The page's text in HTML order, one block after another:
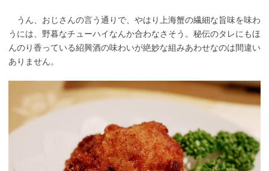
うん、おじさんの言う通りで、やはり上海蟹の繊細な旨味を味わ
うには、野暮なチューハイなんか合わなさそう。秘伝のタレにもほ
んのり香っている紹興酒の味わいが絶妙な組みあわせなのは間違い
ありません。